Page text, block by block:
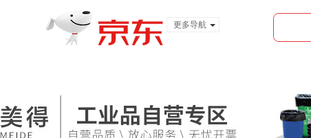
更多导航